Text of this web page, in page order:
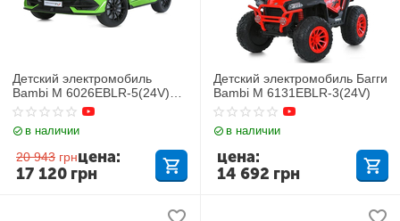
Детский электромобиль
Bambi M 6026EBLR-5(24V)
Lamborghini
в наличии
20 943 грн
17 120 грн
цена:
Детский электромобиль Багги
Bambi M 6131EBLR-3(24V)
в наличии
14 692 грн
цена: